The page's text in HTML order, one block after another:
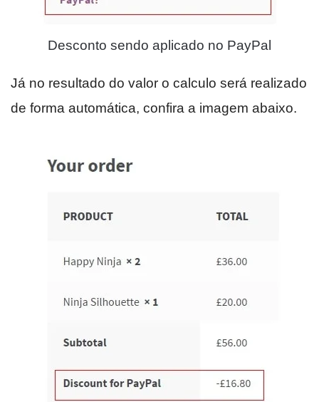
Desconto sendo aplicado no PayPal
Já no resultado do valor o calculo será realizado
de forma automática, confira a imagem abaixo.